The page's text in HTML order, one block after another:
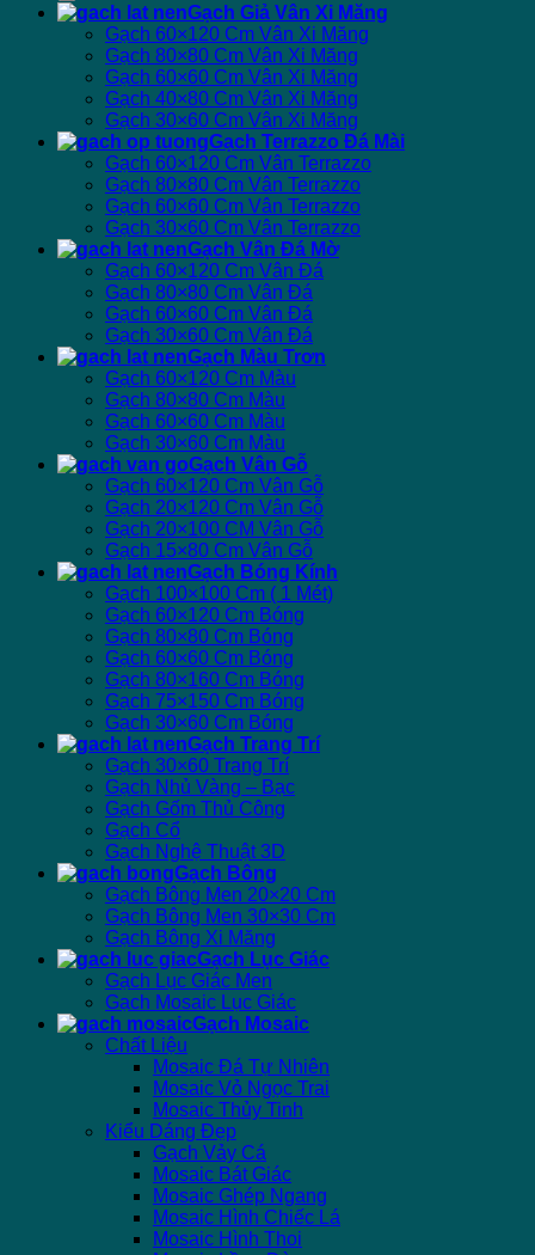
Gạch Giả Vân Xi Măng
Gạch 60×120 Cm Vân Xi Măng
Gạch 80×80 Cm Vân Xi Măng
Gạch 60×60 Cm Vân Xi Măng
Gạch 40×80 Cm Vân Xi Măng
Gạch 30×60 Cm Vân Xi Măng
Gạch Terrazzo Đá Mài
Gạch 60×120 Cm Vân Terrazzo
Gạch 80×80 Cm Vân Terrazzo
Gạch 60×60 Cm Vân Terrazzo
Gạch 30×60 Cm Vân Terrazzo
Gạch Vân Đá Mờ
Gạch 60×120 Cm Vân Đá
Gạch 80×80 Cm Vân Đá
Gạch 60×60 Cm Vân Đá
Gạch 30×60 Cm Vân Đá
Gạch Màu Trơn
Gạch 60×120 Cm Màu
Gạch 80×80 Cm Màu
Gạch 60×60 Cm Màu
Gạch 30×60 Cm Màu
Gạch Vân Gỗ
Gạch 60×120 Cm Vân Gỗ
Gạch 20×120 Cm Vân Gỗ
Gạch 20×100 CM Vân Gỗ
Gạch 15×80 Cm Vân Gỗ
Gạch Bóng Kính
Gạch 100×100 Cm ( 1 Mét)
Gạch 60×120 Cm Bóng
Gạch 80×80 Cm Bóng
Gạch 60×60 Cm Bóng
Gạch 80×160 Cm Bóng
Gạch 75×150 Cm Bóng
Gạch 30×60 Cm Bóng
Gạch Trang Trí
Gạch 30×60 Trang Trí
Gạch Nhủ Vàng – Bạc
Gạch Gốm Thủ Công
Gạch Cổ
Gạch Nghệ Thuật 3D
Gạch Bông
Gạch Bông Men 20×20 Cm
Gạch Bông Men 30×30 Cm
Gạch Bông Xi Măng
Gạch Lục Giác
Gạch Lục Giác Men
Gạch Mosaic Lục Giác
Gạch Mosaic
Chất Liệu
Mosaic Đá Tự Nhiên
Mosaic Vỏ Ngọc Trai
Mosaic Thủy Tinh
Kiểu Dáng Đẹp
Gạch Vảy Cá
Mosaic Bát Giác
Mosaic Ghép Ngang
Mosaic Hình Chiếc Lá
Mosaic Hình Thoi